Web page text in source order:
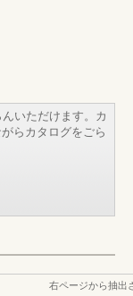
いただけます。カ
らカタログをごら
右ページから抽出